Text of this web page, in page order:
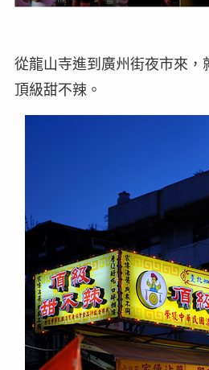
從龍山寺進到廣州街夜市來，
頂級甜不辣。